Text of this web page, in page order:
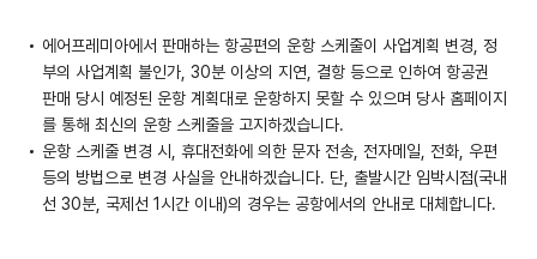
에어프레미아에서 판매하는 항공편의 운항 스케줄이 사업계획 변경, 정
부의 사업계획 불인가, 30분 이상의 지연, 결항 등으로 인하여 항공권
판매 당시 예정된 운항 계획대로 운항하지 못할 수 있으며 당사 홈페이지
를 통해 최신의 운항 스케줄을 고지하겠습니다.
운항 스케줄 변경 시, 휴대전화에 의한 문자 전송, 전자메일, 전화, 우편
등의 방법으로 변경 사실을 안내하겠습니다. 단, 출발시간 임박시점(국내
선 30분, 국제선 1시간 이내)의 경우는 공항에서의 안내로 대체합니다.